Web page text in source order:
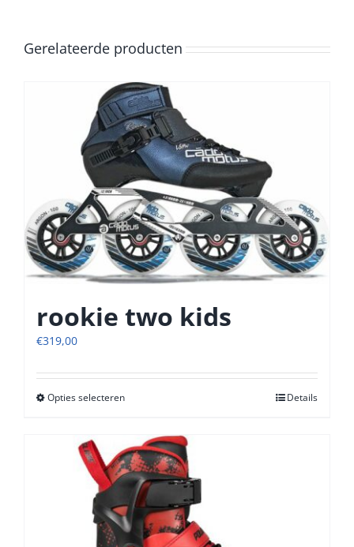
Gerelateerde producten
rookie two kids
€319,00
Opties selecterenDit
meerdere
variaties.
Deze
optie
kan
gekozen
Details